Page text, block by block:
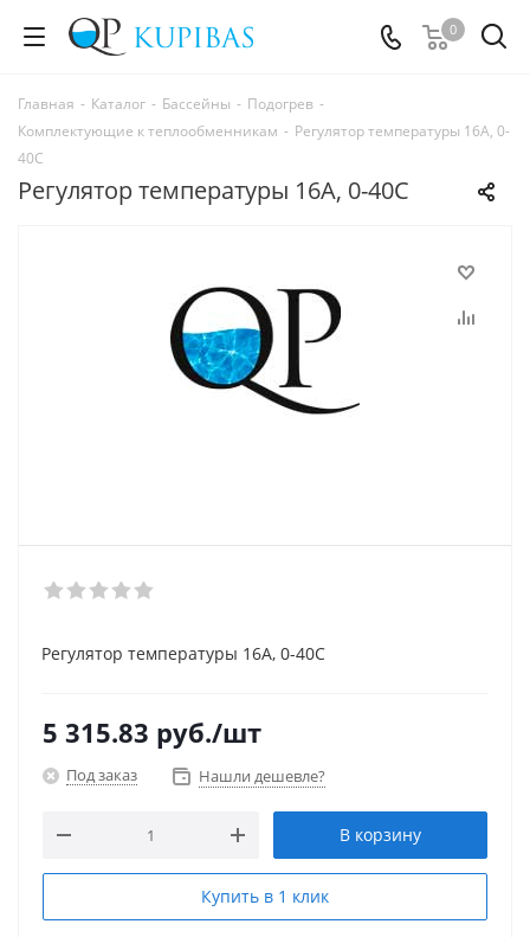
0
Главная - Каталог - Бассейны - Подогрев -
Комплектующие к теплообменникам - Регулятор температуры 16А, 0-
40С
Регулятор температуры 16А, 0-40С
Регулятор температуры 16А, 0-40С
5 315.83 руб./шт
Под заказ Нашли дешевле?
В корзину
Купить в 1 клик